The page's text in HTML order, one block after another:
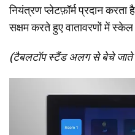
नियंत्रण प्लेटफ़ॉर्म प्रदान
सक्षम करते हुए वातावरणों में
(टैबलटॉप स्टैंड अलग से बेचे जाते